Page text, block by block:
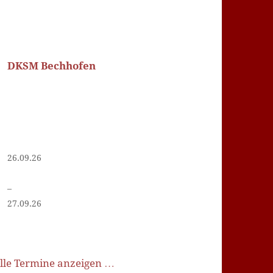
DKSM Bechhofen
26.09.26
–
27.09.26
Termine anzeigen …